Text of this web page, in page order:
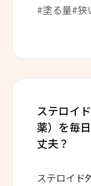
#塗る量#狭
ステロイ
薬）を毎
丈夫？
ステロイド